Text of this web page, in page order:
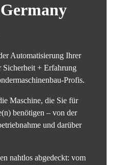
Automatisierung Ihrer
Sicherheit + Erfahrung
Profis.
Maschine, die Sie für
benötigen – von der
und darüber
nahtlos abgedeckt: vom